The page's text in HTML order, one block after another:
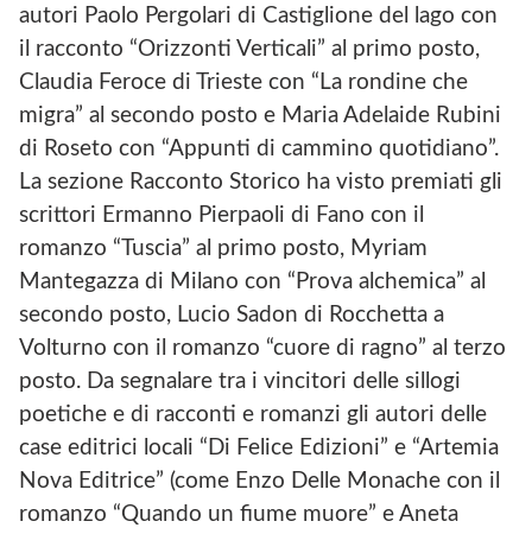
autori Paolo Pergolari di Castiglione del lago con
il racconto “Orizzonti Verticali” al primo posto,
Claudia Feroce di Trieste con “La rondine che
migra” al secondo posto e Maria Adelaide Rubini
di Roseto con “Appunti di cammino quotidiano”.
La sezione Racconto Storico ha visto premiati gli
scrittori Ermanno Pierpaoli di Fano con il
romanzo “Tuscia” al primo posto, Myriam
Mantegazza di Milano con “Prova alchemica” al
secondo posto, Lucio Sadon di Rocchetta a
Volturno con il romanzo “cuore di ragno” al terzo
posto. Da segnalare tra i vincitori delle sillogi
poetiche e di racconti e romanzi gli autori delle
case editrici locali “Di Felice Edizioni” e “Artemia
Nova Editrice” (come Enzo Delle Monache con il
romanzo “Quando un fiume muore” e Aneta